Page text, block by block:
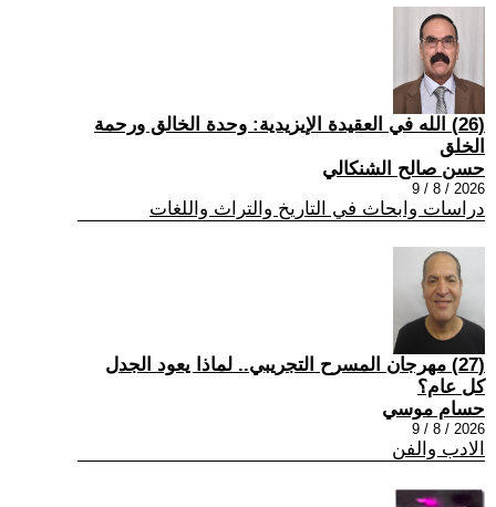
(26) الله في العقيدة الإيزيدية: وحدة الخالق ورحمة
الخلق
حسن صالح الشنكالي
2026 / 8 / 9
دراسات وابحاث في التاريخ والتراث واللغات
(27) مهرجان المسرح التجريبي.. لماذا يعود الجدل
كل عام؟
حسام موسي
2026 / 8 / 9
الادب والفن